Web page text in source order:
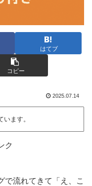
はてブ
コピー
2025.07.14
ます。
ク
で流れてきて「え、こ